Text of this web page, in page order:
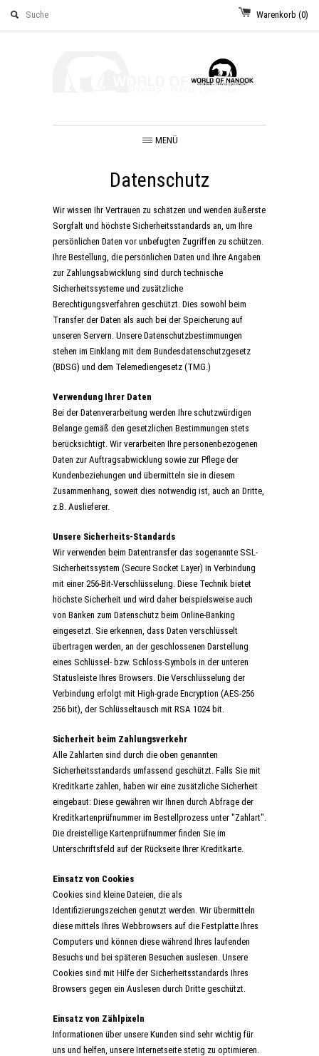
Warenkorb (0)
MENÜ
Datenschutz
Wir wissen Ihr Vertrauen zu schätzen und wenden äußerste
Sorgfalt und höchste Sicherheitsstandards an, um Ihre
persönlichen Daten vor unbefugten Zugriffen zu schützen.
Ihre Bestellung, die persönlichen Daten und Ihre Angaben
zur Zahlungsabwicklung sind durch technische
Sicherheitssysteme und zusätzliche
Berechtigungsverfahren geschützt. Dies sowohl beim
Transfer der Daten als auch bei der Speicherung auf
unseren Servern. Unsere Datenschutzbestimmungen
stehen im Einklang mit dem Bundesdatenschutzgesetz
(BDSG) und dem Telemediengesetz (TMG.)
Verwendung Ihrer Daten
Bei der Datenverarbeitung werden Ihre schutzwürdigen
Belange gemäß den gesetzlichen Bestimmungen stets
berücksichtigt. Wir verarbeiten Ihre personenbezogenen
Daten zur Auftragsabwicklung sowie zur Pflege der
Kundenbeziehungen und übermitteln sie in diesem
Zusammenhang, soweit dies notwendig ist, auch an Dritte,
z.B. Auslieferer.
Unsere Sicherheits-Standards
Wir verwenden beim Datentransfer das sogenannte SSL-
Sicherheitssystem (Secure Socket Layer) in Verbindung
mit einer 256-Bit-Verschlüsselung. Diese Technik bietet
höchste Sicherheit und wird daher beispielsweise auch
von Banken zum Datenschutz beim Online-Banking
eingesetzt. Sie erkennen, dass Daten verschlüsselt
übertragen werden, an der geschlossenen Darstellung
eines Schlüssel- bzw. Schloss-Symbols in der unteren
Statusleiste Ihres Browsers. Die Verschlüsselung der
Verbindung erfolgt mit High-grade Encryption (AES-256
256 bit), der Schlüsseltausch mit RSA 1024 bit.
Sicherheit beim Zahlungsverkehr
Alle Zahlarten sind durch die oben genannten
Sicherheitsstandards umfassend geschützt. Falls Sie mit
Kreditkarte zahlen, haben wir eine zusätzliche Sicherheit
eingebaut: Diese gewähren wir Ihnen durch Abfrage der
Kreditkartenprüfnummer im Bestellprozess unter "Zahlart".
Die dreistellige Kartenprüfnummer finden Sie im
Unterschriftsfeld auf der Rückseite Ihrer Kreditkarte.
Einsatz von Cookies
Cookies sind kleine Dateien, die als
Identifizierungszeichen genutzt werden. Wir übermitteln
diese mittels Ihres Webbrowsers auf die Festplatte Ihres
Computers und können diese während Ihres laufenden
Besuchs und bei späteren Besuchen auslesen. Unsere
Cookies sind mit Hilfe der Sicherheitsstandards Ihres
Browsers gegen ein Auslesen durch Dritte geschützt.
Einsatz von Zählpixeln
Informationen über unsere Kunden sind sehr wichtig für
uns und helfen, unsere Internetseite stetig zu optimieren.